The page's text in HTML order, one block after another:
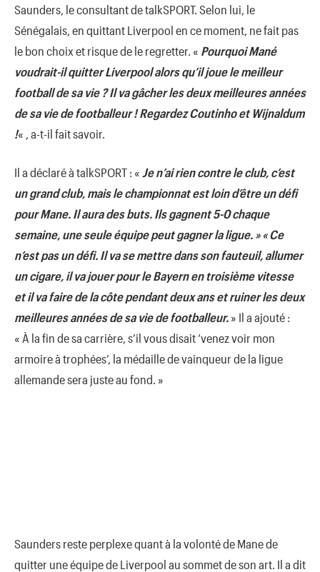
Saunders, le consultant de talkSPORT. Selon lui, le
Sénégalais, en quittant Liverpool en ce moment, ne fait pas
le bon choix et risque de le regretter. « Pourquoi Mané
voudrait-il quitter Liverpool alors qu’il joue le meilleur
football de sa vie ? Il va gâcher les deux meilleures années
de sa vie de footballeur ! Regardez Coutinho et Wijnaldum
!« , a-t-il fait savoir.
Il a déclaré à talkSPORT : « Je n’ai rien contre le club, c’est
un grand club, mais le championnat est loin d’être un défi
pour Mane. Il aura des buts. Ils gagnent 5-0 chaque
semaine, une seule équipe peut gagner la ligue. » « Ce
n’est pas un défi. Il va se mettre dans son fauteuil, allumer
un cigare, il va jouer pour le Bayern en troisième vitesse
et il va faire de la côte pendant deux ans et ruiner les deux
meilleures années de sa vie de footballeur. » Il a ajouté :
« À la fin de sa carrière, s’il vous disait ‘venez voir mon
armoire à trophées’, la médaille de vainqueur de la ligue
allemande sera juste au fond. »
Saunders reste perplexe quant à la volonté de Mane de
quitter une équipe de Liverpool au sommet de son art. Il a dit